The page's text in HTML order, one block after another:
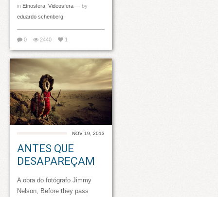
in Etnosfera, Videosfera — by
eduardo schenberg
0 2440 1
NOV 19, 2013
ANTES QUE
DESAPAREÇAM
A obra do fotógrafo Jimmy
Nelson, Before they pass